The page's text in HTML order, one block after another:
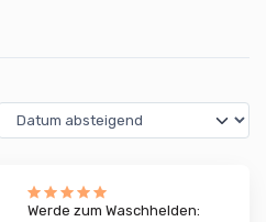
Werde zum Waschhelden: